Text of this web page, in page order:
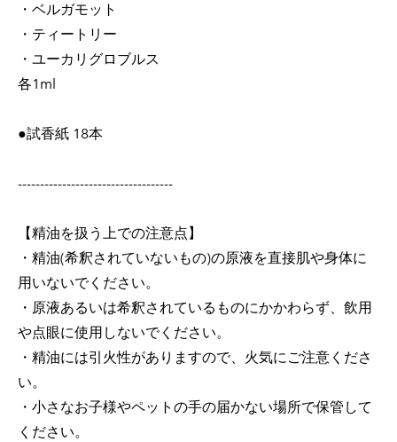
・ベルガモット
・ティートリー
・ユーカリグロブルス
各1ml
●試香紙 18本
-----------------------------------
【精油を扱う上での注意点】
・精油(希釈されていないもの)の原液を直接肌や身体に
用いないでください。
・原液あるいは希釈されているものにかかわらず、飲用
や点眼に使用しないでください。
・精油には引火性がありますので、火気にご注意くださ
い。
・小さなお子様やペットの手の届かない場所で保管して
ください。